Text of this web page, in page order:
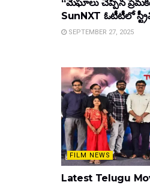
“మేఘాలు చెప్పిన
SunNXT ఓటీటీలో
SEPTEMBER 27, 2025
FILM NEWS
Latest Telugu